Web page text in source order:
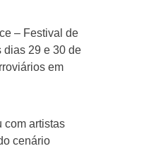
– Festival de
dias 29 e 30 de
em
com artistas
cenário